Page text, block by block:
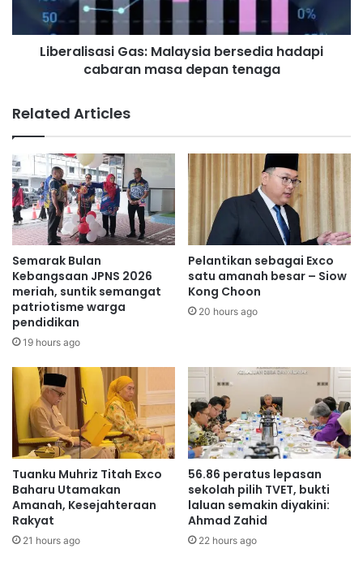
T
y
e
A
T
a
m
n
B
u
k
i
J
i
m
a
h
d
i
b
u
k
a
s
a
s
:
M
a
l
a
y
s
i
a
b
e
r
e
d
a
h
a
d
a
p
i
c
Liberalisasi Gas: Malaysia bersedia hadapi
cabaran masa depan tenaga
Related Articles
Semarak Bulan
Kebangsaan JPNS 2026
meriah, suntik semangat
patriotisme warga
pendidikan
19 hours ago
Pelantikan sebagai Exco
satu amanah besar – Siow
Kong Choon
20 hours ago
Tuanku Muhriz Titah Exco
Baharu Utamakan
Amanah, Kesejahteraan
Rakyat
21 hours ago
56.86 peratus lepasan
sekolah pilih TVET, bukti
laluan semakin diyakini:
Ahmad Zahid
22 hours ago